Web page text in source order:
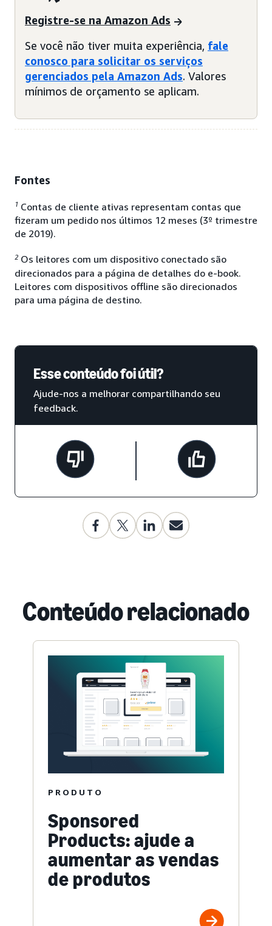
Registre-se na Amazon Ads
Se você não tiver muita experiência, fale
conosco para solicitar os serviços
gerenciados pela Amazon Ads. Valores
mínimos de orçamento se aplicam.
Fontes
1 Contas de cliente ativas representam contas que
fizeram um pedido nos últimos 12 meses (3º trimestre
de 2019).
2 Os leitores com um dispositivo conectado são
direcionados para a página de detalhes do e-book.
Leitores com dispositivos offline são direcionados
para uma página de destino.
Esse conteúdo foi útil?
Ajude-nos a melhorar compartilhando seu
feedback.
Conteúdo relacionado
PRODUTO
Sponsored
Products: ajude a
aumentar as vendas
de produtos